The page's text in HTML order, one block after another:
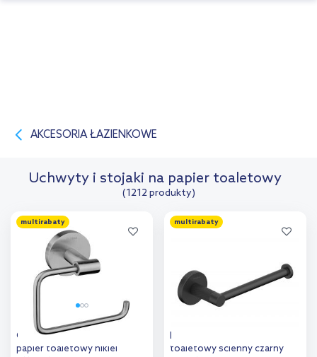
AKCESORIA ŁAZIENKOWE
Uchwyty i stojaki na papier toaletowy
(1212 produkty)
multirabaty
Oltens Gulfoss uchwyt na
papier toaletowy nikiel
multirabaty
Ksuro 01 uchwyt na papier
toaletowy ścienny czarny